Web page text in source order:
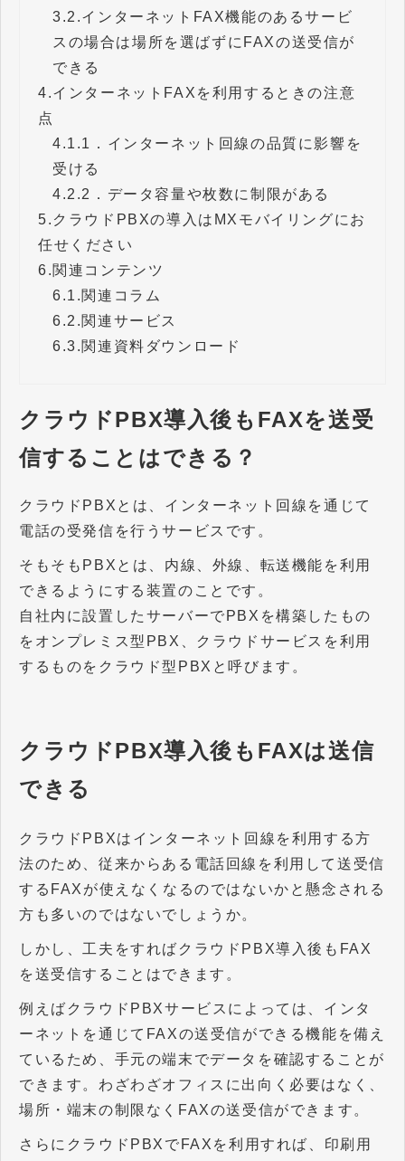
3.2.インターネットFAX機能のあるサービ
スの場合は場所を選ばずにFAXの送受信が
できる
4.インターネットFAXを利用するときの注意
点
4.1.1．インターネット回線の品質に影響を
受ける
4.2.2．データ容量や枚数に制限がある
5. クラウドPBXの導入はMXモバイリングにお
任せください
6.関連コンテンツ
6.1.関連コラム
6.2.関連サービス
6.3.関連資料ダウンロード
クラウドPBX導入後もFAXを送受
信することはできる？
クラウドPBXとは、インターネット回線を通じて
電話の受発信を行うサービスです。
そもそもPBXとは、内線、外線、転送機能を利用
できるようにする装置のことです。
自社内に設置したサーバーでPBXを構築したもの
をオンプレミス型PBX、クラウドサービスを利用
するものをクラウド型PBXと呼びます。
クラウドPBX導入後もFAXは送信
できる
クラウドPBXはインターネット回線を利用する方
法のため、従来からある電話回線を利用して送受信
するFAXが使えなくなるのではないかと懸念される
方も多いのではないでしょうか。
しかし、工夫をすればクラウドPBX導入後もFAX
を送受信することはできます。
例えばクラウドPBXサービスによっては、インタ
ーネットを通じてFAXの送受信ができる機能を備え
ているため、手元の端末でデータを確認することが
できます。わざわざオフィスに出向く必要はなく、
場所・端末の制限なくFAXの送受信ができます。
さらにクラウドPBXでFAXを利用すれば、印刷用